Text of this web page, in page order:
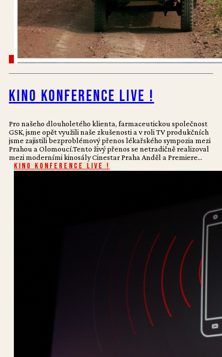
Kino konference live !
Pro našeho dlouholetého klienta, farmaceutickou společnost
GSK, jsme opět využili naše zkušenosti a v roli TV produkčních
jsme zajistili bezproblémový přenos lékařského sympozia mezi
Prahou a Olomoucí.Tento živý přenos se netradičně realizoval
mezi moderními kinosály Cinestar Praha Anděl a Premiere...
Kino konference live !